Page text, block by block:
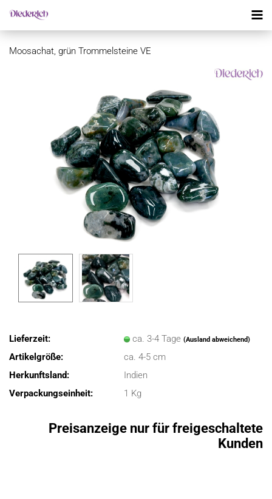
Moosachat, grün Trommelsteine VE
Lieferzeit: ca. 3-4 Tage(Ausland abweichend)
Artikelgröße:
ca. 4-5 cm
Herkunftsland:
Indien
Verpackungseinheit:
1 Kg
Preisanzeige nur für freigeschaltete
Kunden